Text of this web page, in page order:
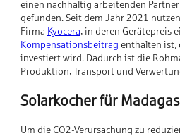
einen nachhaltig arbeitenden
gefunden. Seit dem Jahr 2021
Firma Kyocera, in deren Gerätepreis
Kompensationsbeitrag enthalten ist,
investiert wird. Dadurch ist die
Produktion, Transport und
Solarkocher für
Um die CO2-Verursachung zu